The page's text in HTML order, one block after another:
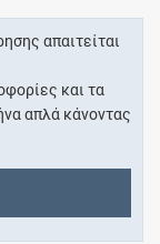
απαιτείται
και τα
απλά κάνοντας